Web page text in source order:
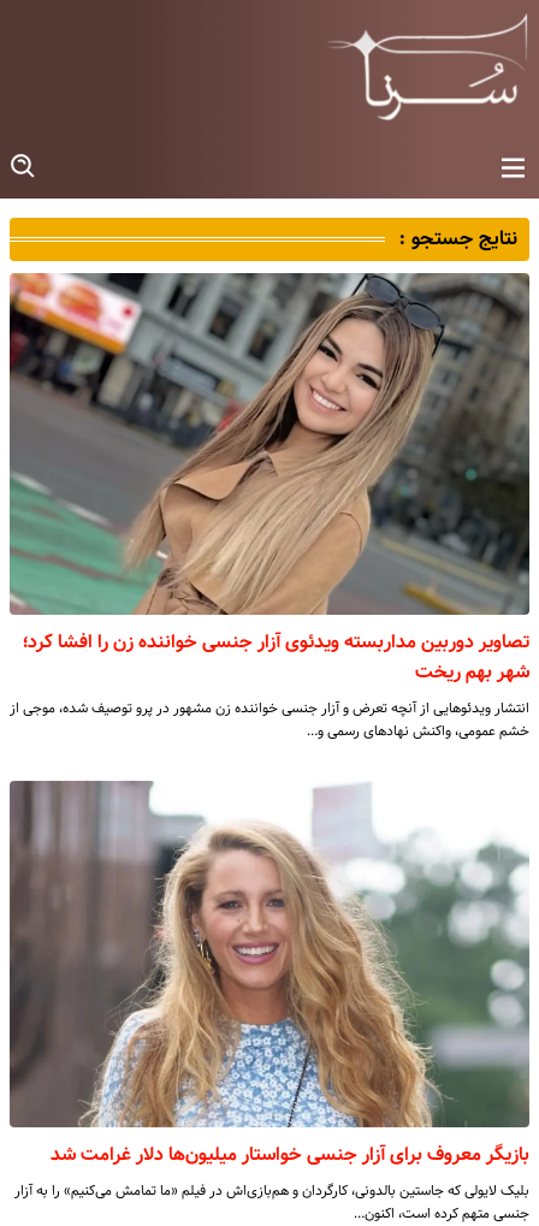
نتایج جستجو :
تصاویر دوربین مداربسته ویدئوی آزار جنسی خواننده زن را افشا کرد؛
شهر بهم ریخت
انتشار ویدئوهایی از آنچه تعرض و آزار جنسی خواننده زن مشهور در پرو توصیف شده، موجی از
خشم عمومی، واکنش نهادهای رسمی و…
بازیگر معروف برای آزار جنسی خواستار میلیون‌ها دلار غرامت شد
بلیک لایولی که جاستین بالدونی، کارگردان و هم‌بازی‌اش در فیلم «ما تمامش می‌کنیم» را به آزار
جنسی متهم کرده است، اکنون…